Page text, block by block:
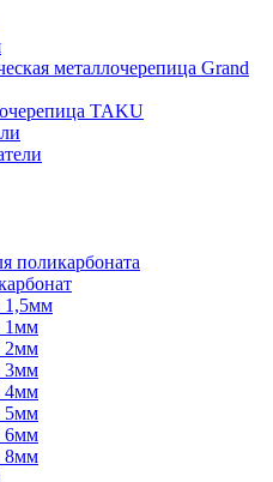
металлочерепица Grand
TAKU
поликарбоната
1мм
2мм
3мм
4мм
5мм
6мм
8мм